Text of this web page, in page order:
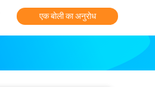
एक बोली का अनुरोध